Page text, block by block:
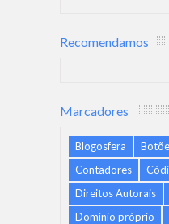
Recomendamos
Marcadores
Blogosfera
Contadores
Direitos Autorais
Domínio próprio